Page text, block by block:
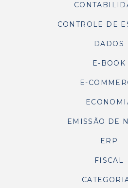
CONTROLE DE
DADOS
E-BOOK
E-
EMISSÃO DE
ERP
FISCAL